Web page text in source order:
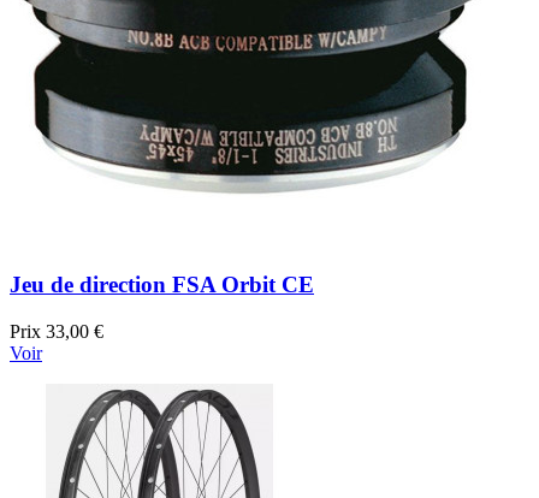
Jeu de direction FSA Orbit CE
Prix 33,00 €
Voir